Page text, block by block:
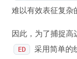
难以有效表征复杂
因此，为了捕捉
ED 采用简单的